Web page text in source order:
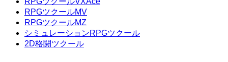
RPGツクールMV
RPGツクールMZ
シミュレーションRPGツクール
2D格闘ツクール